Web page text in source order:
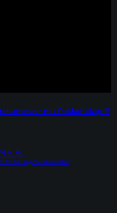
mit Pakkaholzgriff
€
MwSt | zzgl. Versandkosten